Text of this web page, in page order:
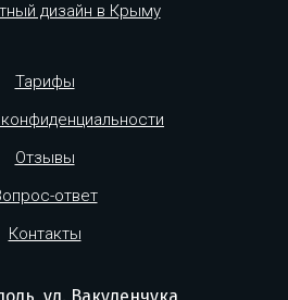
дизайн в Крыму
Тарифы
Отзывы
ответ
Контакты